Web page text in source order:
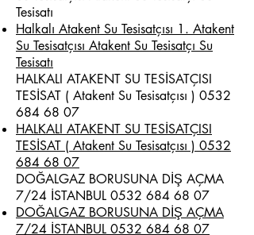
Tesisatı
Halkalı Atakent Su Tesisatçısı 1. Atakent
Su Tesisatçısı Atakent Su Tesisatçı Su
Tesisatı
HALKALI ATAKENT SU TESİSATÇISI
TESİSAT ( Atakent Su Tesisatçısı ) 0532
684 68 07
HALKALI ATAKENT SU TESİSATÇISI
TESİSAT ( Atakent Su Tesisatçısı ) 0532
684 68 07
DOĞALGAZ BORUSUNA DİŞ AÇMA
7/24 İSTANBUL 0532 684 68 07
DOĞALGAZ BORUSUNA DİŞ AÇMA
7/24 İSTANBUL 0532 684 68 07